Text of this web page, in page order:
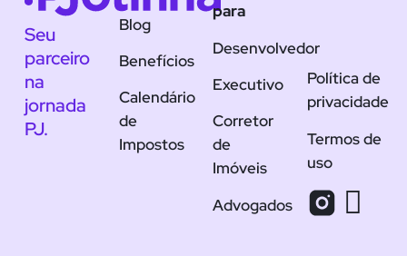
Seu
parceiro
na
jornada
PJ.
Blog
Benefícios
Calendário
de
Impostos
para
Desenvolvedor
Executivo
Corretor
de
Imóveis
Advogados
Política de
privacidade
Termos de
uso